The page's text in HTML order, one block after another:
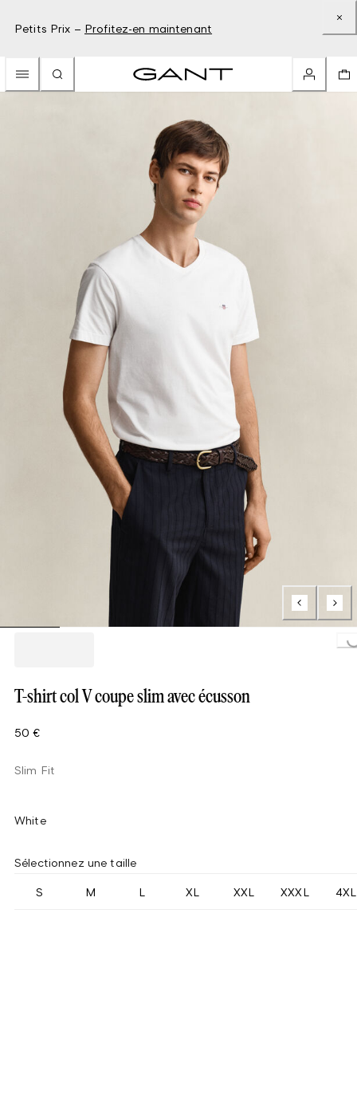
Petits Prix – Profitez-en maintenant
Loading...
T-shirt col V coupe slim avec écusson
50 €
Slim Fit
White
Sélectionnez une taille
S M L XL XXL XXXL 4XL